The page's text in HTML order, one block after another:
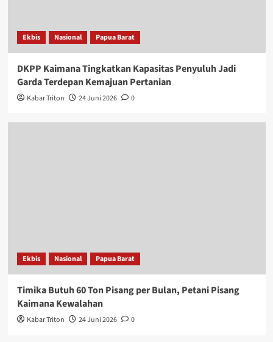
Ekbis Nasional Papua Barat
DKPP Kaimana Tingkatkan Kapasitas Penyuluh Jadi
Garda Terdepan Kemajuan Pertanian
Kabar Triton 24 Juni 2026 0
Ekbis Nasional Papua Barat
Timika Butuh 60 Ton Pisang per Bulan, Petani Pisang
Kaimana Kewalahan
Kabar Triton 24 Juni 2026 0